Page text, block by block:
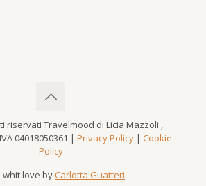
riservati Travelmood di Licia Mazzoli ,
04018050361 | Privacy Policy| Cookie
Policy
whit love by Carlotta Guatteri